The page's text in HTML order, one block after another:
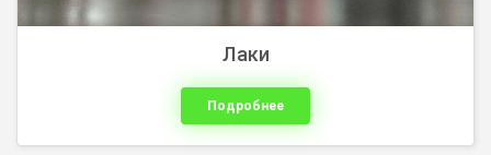
Лаки
Подробнее